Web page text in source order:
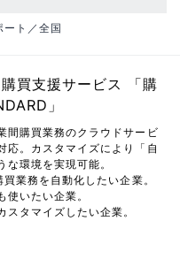
ト／全国
買支援サービス 「購
」
間購買業務のクラウドサービ
応。カスタマイズにより「自
な環境を実現可能。
業務を自動化したい企業。
使いたい企業。
スタマイズしたい企業。